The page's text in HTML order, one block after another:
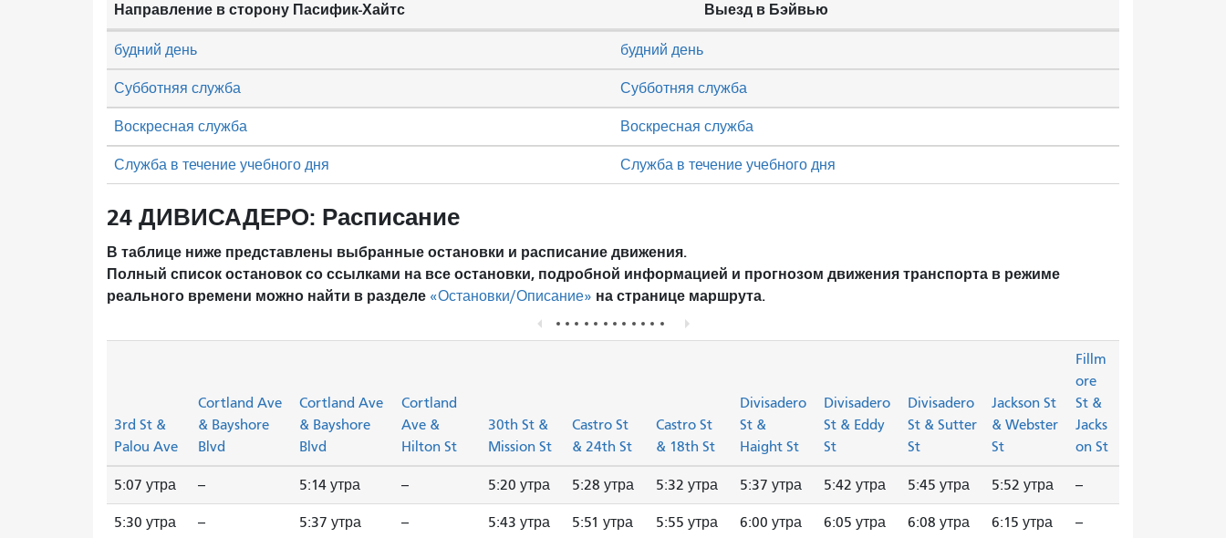
Направление в сторону Пасифик-Хайтс Выезд в Бэйвью
Субботняя служба Субботняя служба
Воскресная служба Воскресная служба
будний день будний день
Служба в течение учебного дня Служба в течение учебного дня
24 ДИВИСАДЕРО: Расписание
В таблице ниже представлены выбранные остановки и расписание движения.
Полный список остановок со ссылками на все остановки, подробной информацией и прогнозом движения транспорта в режиме
реального времени можно найти в разделе «Остановки/Описание» на странице маршрута.
3rd St &
Palou Ave
Cortland Ave
& Bayshore
Blvd
Cortland Ave
& Bayshore
Blvd
Cortland
Ave &
Hilton St
30th St &
Mission St
Castro St
& 24th St
Castro St
& 18th St
Divisadero
St &
Haight St
Divisadero
St & Eddy
St
Divisadero
St & Sutter
St
Jackson St
& Webster
St
Fillm
ore
St &
Jacks
on St
5:07 утра -- 5:14 утра -- 5:20 утра 5:28 утра 5:32 утра 5:37 утра 5:42 утра 5:45 утра 5:52 утра --
5:30 утра -- 5:37 утра -- 5:43 утра 5:51 утра 5:55 утра 6:00 утра 6:05 утра 6:08 утра 6:15 утра --